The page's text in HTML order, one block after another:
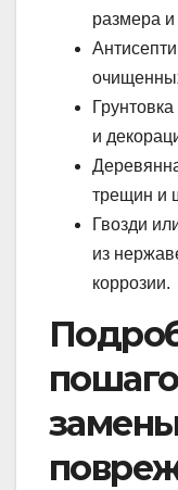
размера
и
трещин и
Гвозди
из
коррозии.